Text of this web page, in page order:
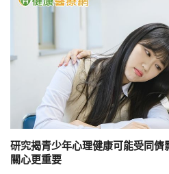
研究揭青少年心理健康可能受同
關心更重要